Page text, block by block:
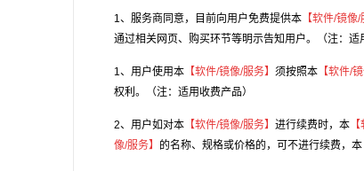
1、服务商同意，目前向用户免费提供本 【软件/镜像/
通过相关网页、购买环节等明示告知用户。（注：适
1、用户使用本 【软件/镜像/服务】 须按照本 【软件/
权利。（注：适用收费产品）
2、用户如对本 【软件/镜像/服务】 进行续费时，本
像/服务】 的名称、规格或价格的，可不进行续费，本